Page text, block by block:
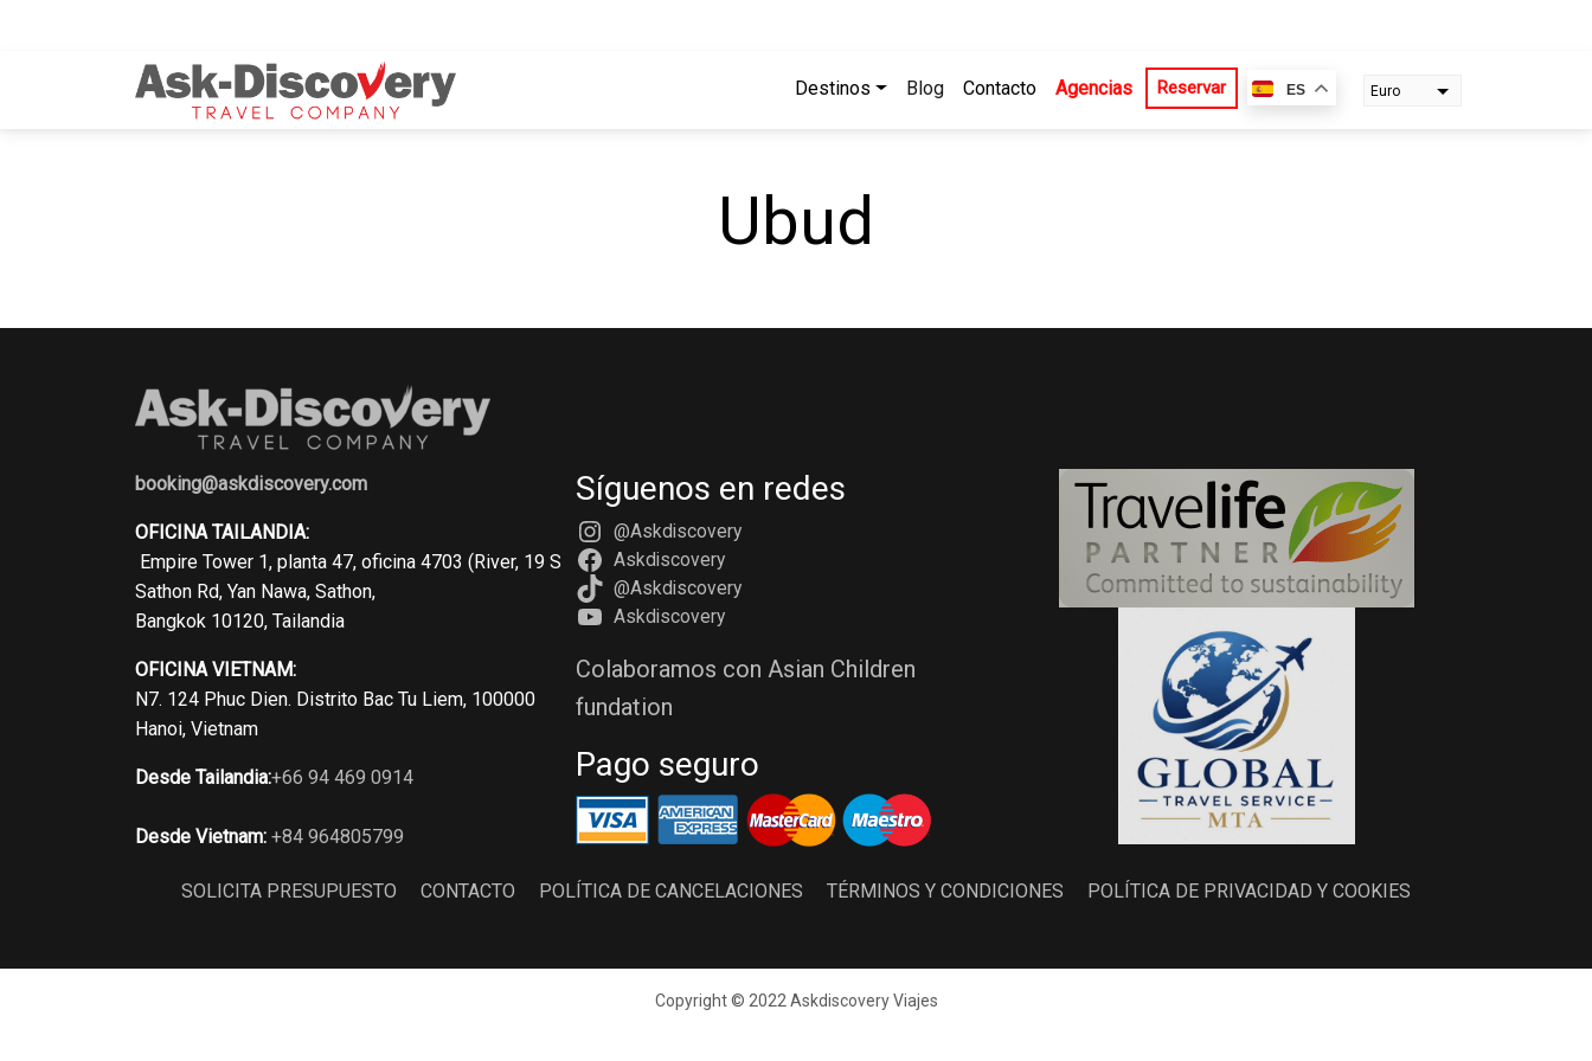
Destinos Blog Contacto Agencias Reservar ES
Euro
Ubud
booking@askdiscovery.com
OFICINA TAILANDIA:
Empire Tower 1, planta 47, oficina 4703 (River, 19 S
Sathon Rd, Yan Nawa, Sathon,
Bangkok 10120, Tailandia
OFICINA VIETNAM:
N7. 124 Phuc Dien. Distrito Bac Tu Liem, 100000
Hanoi, Vietnam
Desde Tailandia:+66 94 469 0914
Desde Vietnam: +84 964805799
Síguenos en redes
@Askdiscovery
Askdiscovery
@Askdiscovery
Askdiscovery
Colaboramos con Asian Children
fundation
Pago seguro
SOLICITA PRESUPUESTO CONTACTO POLÍTICA DE CANCELACIONES TÉRMINOS Y CONDICIONES POLÍTICA DE PRIVACIDAD Y COOKIES
Copyright © 2022 Askdiscovery Viajes